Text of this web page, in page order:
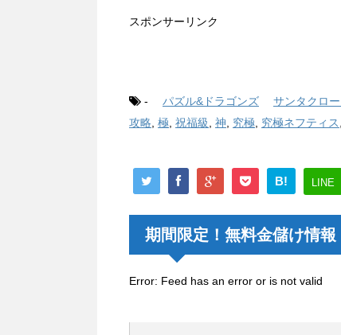
スポンサーリンク
- パズル&ドラゴンズ サンタクロー
攻略 極 祝福級 神 究極 究極ネフティス
B! LINE
期間限定！無料金儲け情報
Error: Feed has an error or is not valid